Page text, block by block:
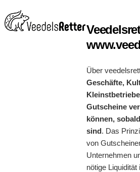
Über
Geschäfte,
Gutscheine
können,
sind. Das
von
Unternehmen
nötige